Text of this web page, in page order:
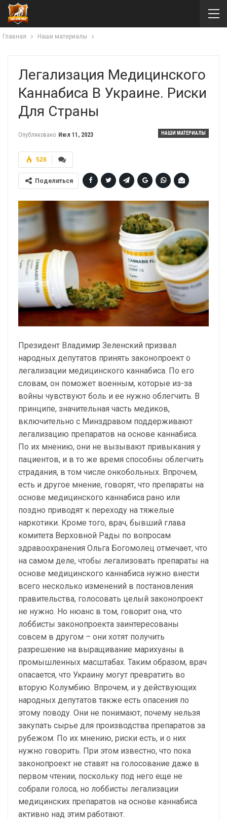
Главная Наши материалы
Легализация Медицинского
Каннабиса В Украине. Риски
Для Страны
НАШИ МАТЕРИАЛЫ
Опубликовано Июл 11, 2023
528
Поделиться
Президент Владимир Зеленский призвал
народных депутатов принять законопроект о
легализации медицинского каннабиса. По его
словам, он поможет военным, которые из-за
войны чувствуют боль и ее нужно облегчить. В
принципе, значительная часть медиков,
включительно с Минздравом поддерживают
легализацию препаратов на основе каннабиса.
По их мнению, они не вызывают привыкания у
пациентов, и в то же время способны облегчить
страдания, в том числе онкобольных. Впрочем,
есть и другое мнение, говорят, что препараты на
основе медицинского каннабиса рано или
поздно приводят к переходу на тяжелые
наркотики. Кроме того, врач, бывший глава
комитета Верховной Рады по вопросам
здравоохранения Ольга Богомолец отмечает, что
на самом деле, чтобы легализовать препараты на
основе медицинского каннабиса нужно внести
всего несколько изменений в постановления
правительства, голосовать целый законопроект
не нужно. Но нюанс в том, говорит она, что
лоббисты законопроекта заинтересованы
совсем в другом – они хотят получить
разрешение на выращивание марихуаны в
промышленных масштабах. Таким образом, врач
опасается, что Украину могут превратить во
вторую Колумбию. Впрочем, и у действующих
народных депутатов также есть опасения по
этому поводу. Они не понимают, почему нельзя
закупать сырье для производства препаратов за
рубежом. По их мнению, риски есть, и о них
нужно говорить. При этом известно, что пока
законопроект не ставят на голосование даже в
первом чтении, поскольку под него еще не
собрали голоса, но лоббисты легализации
медицинских препаратов на основе каннабиса
активно над этим работают.